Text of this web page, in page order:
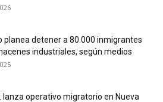
planea detener a 80.000 inmigrantes
industriales, según medios
lanza operativo migratorio en Nueva